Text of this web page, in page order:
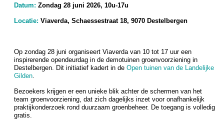
Datum: Zondag 28 juni 2026, 10u-17u
Locatie: Viaverda, Schaessestraat 18, 9070 Destelbergen
Op zondag 28 juni organiseert Viaverda van 10 tot 17 uur een
inspirerende opendeurdag in de demotuinen groenvoorziening in
Destelbergen. Dit initiatief kadert in de Open tuinen van de Landelijke
Gilden
Bezoekers krijgen er een unieke blik achter de schermen van het
team groenvoorziening, dat zich dagelijks inzet voor onafhankelijk
praktijkonderzoek rond duurzaam groenbeheer. De toegang is volledig
gratis.